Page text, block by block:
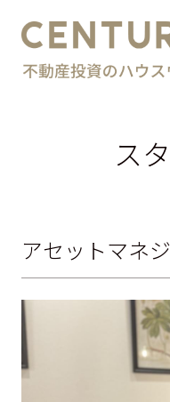
ス
アセットマネ